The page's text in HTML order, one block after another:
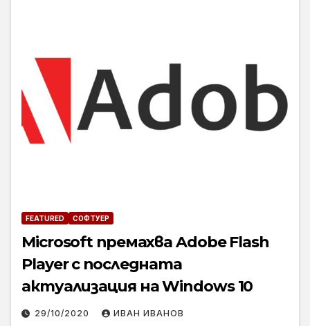
FEATURED СОФТУЕР
Microsoft премахва Adobe Flash
Player с последната
актуализация на Windows 10
29/10/2020 ИВАН ИВАНОВ